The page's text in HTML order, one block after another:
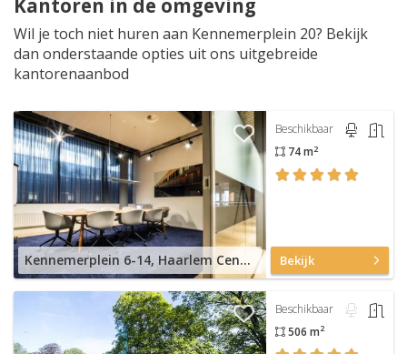
Kantoren in de omgeving
Wil je toch niet huren aan Kennemerplein 20? Bekijk
dan onderstaande opties uit ons uitgebreide
kantorenaanbod
Kennemerplein 6-14, Haarlem Centraal Station
Beschikbaar
74 m2
Bekijk
Beschikbaar
506 m2